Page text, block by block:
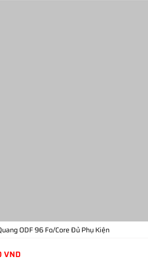
ODF 96 Fo/Core Đủ Phụ Kiện
VND